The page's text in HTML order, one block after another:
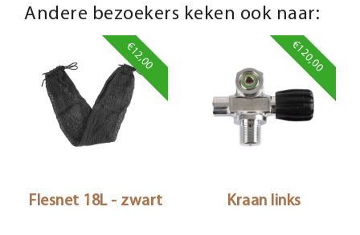
Andere bezoekers keken ook naar:
€12,00
Flesnet 18L - zwart
€120,00
Kraan links